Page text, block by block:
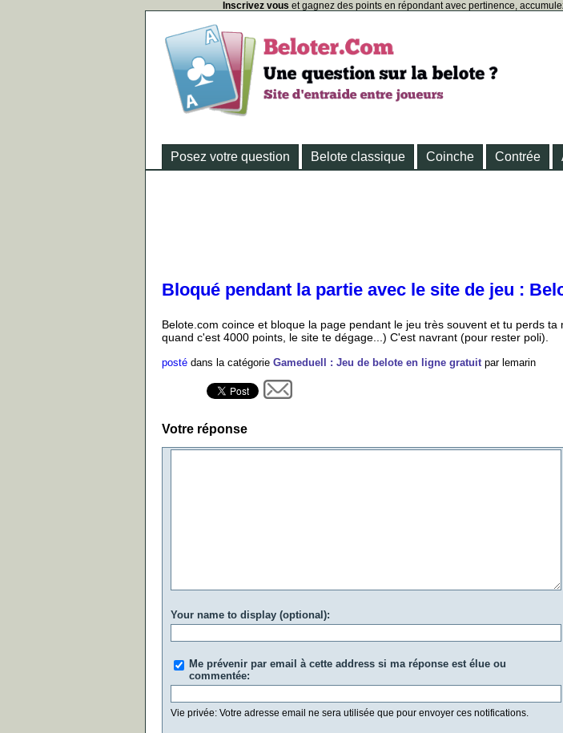
Inscrivez vous et gagnez des points en répondant avec pertinence,
Posez votre question Belote classique Coinche Contrée
Bloqué pendant la partie avec le site de jeu :
Belote.com coince et bloque la page pendant le jeu très souvent et tu perds ta
quand c'est 4000 points, le site te dégage...) C'est navrant (pour rester poli).
posté dans la catégorie Gameduell : Jeu de belote en ligne gratuit par lemarin
Votre réponse
Your name to display (optional):
Me prévenir par email à cette address si ma réponse est élue ou
commentée:
Vie privée: Votre adresse email ne sera utilisée que pour envoyer ces notifications.